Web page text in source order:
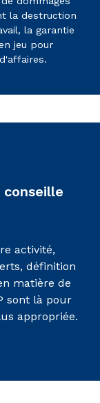
la destruction
la garantie
jeu pour
conseille
activité,
définition
matière de
sont là pour
appropriée.